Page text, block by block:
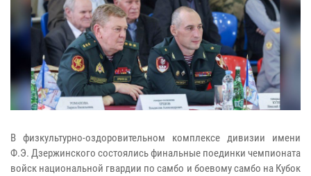
В физкультурно-оздоровительном комплексе дивизии имени
Ф.Э. Дзержинского состоялись финальные поединки чемпионата
войск национальной гвардии по самбо и боевому самбо на Кубок